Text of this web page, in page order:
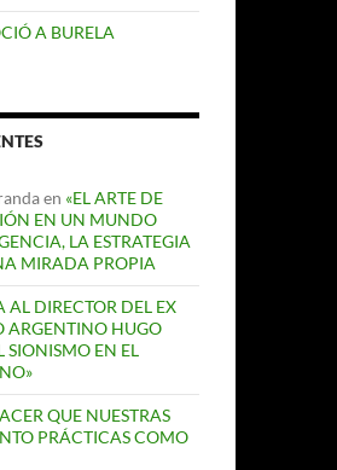
A BURELA
en «EL ARTE DE
EN UN MUNDO
LA ESTRATEGIA
MIRADA PROPIA
AL DIRECTOR DEL EX
ARGENTINO HUGO
SIONISMO EN EL
QUE NUESTRAS
PRÁCTICAS COMO